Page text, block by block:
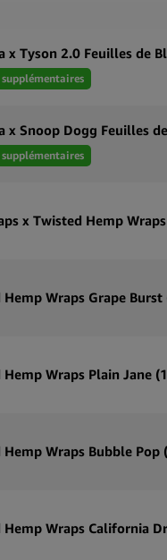
Hemp Wraps Grape
Hemp Wraps Plain Jane
Hemp Wraps Bubble
Hemp Wraps California